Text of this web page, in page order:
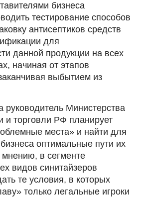
бизнеса
тестирование способов
антисептиков средств
для
данной продукции на всех
начиная от этапов
выбытием из
руководитель Министерства
и торговли РФ планирует
места» и найти для
оптимальные пути их
в сегменте
видов синитайзеров
те условия, в которых
только легальные игроки